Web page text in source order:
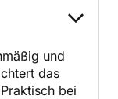
und
das
bei